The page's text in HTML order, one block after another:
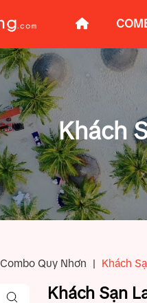
Khách
Combo Quy Nhơn | Khách
Khách Sạn